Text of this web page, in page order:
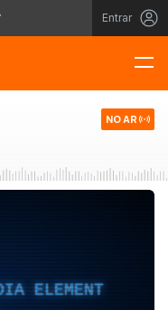
Entrar
NO AR
ELEMENT